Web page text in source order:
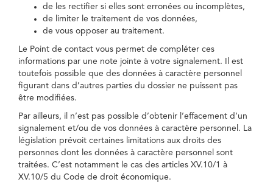
de les rectifier si elles sont erronées ou incomplètes,
de limiter le traitement de vos données,
de vous opposer au traitement.
Le Point de contact vous permet de compléter ces
informations par une note jointe à votre signalement. Il est
toutefois possible que des données à caractère personnel
figurant dans d’autres parties du dossier ne puissent pas
être modifiées.
Par ailleurs, il n’est pas possible d’obtenir l’effacement d’un
signalement et/ou de vos données à caractère personnel. La
législation prévoit certaines limitations aux droits des
personnes dont les données à caractère personnel sont
traitées. C’est notamment le cas des articles XV.10/1 à
XV.10/5 du Code de droit économique.